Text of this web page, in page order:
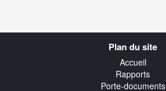
Plan du site
Accueil
Rapports
Porte-documents